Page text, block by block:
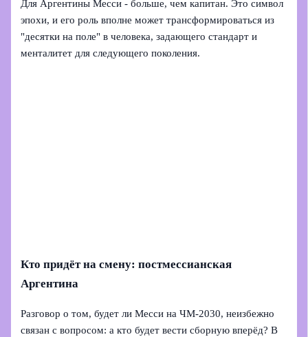
Для Аргентины Месси - больше, чем капитан. Это символ
эпохи, и его роль вполне может трансформироваться из
"десятки на поле" в человека, задающего стандарт и
менталитет для следующего поколения.
Кто придёт на смену: постмессианская
Аргентина
Разговор о том, будет ли Месси на ЧМ‑2030, неизбежно
связан с вопросом: а кто будет вести сборную вперёд? В